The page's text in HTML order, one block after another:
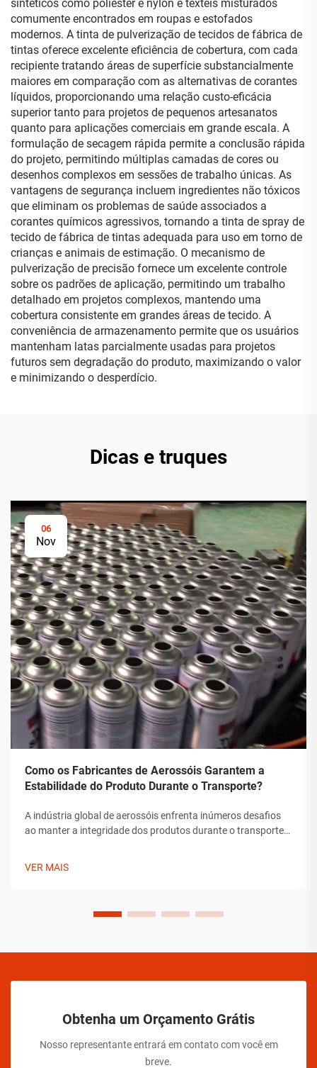
sintéticos como poliéster e nylon e têxteis misturados
comumente encontrados em roupas e estofados
modernos. A tinta de pulverização de tecidos de fábrica de
tintas oferece excelente eficiência de cobertura, com cada
recipiente tratando áreas de superfície substancialmente
maiores em comparação com as alternativas de corantes
líquidos, proporcionando uma relação custo-eficácia
superior tanto para projetos de pequenos artesanatos
quanto para aplicações comerciais em grande escala. A
formulação de secagem rápida permite a conclusão rápida
do projeto, permitindo múltiplas camadas de cores ou
desenhos complexos em sessões de trabalho únicas. As
vantagens de segurança incluem ingredientes não tóxicos
que eliminam os problemas de saúde associados a
corantes químicos agressivos, tornando a tinta de spray de
tecido de fábrica de tintas adequada para uso em torno de
crianças e animais de estimação. O mecanismo de
pulverização de precisão fornece um excelente controle
sobre os padrões de aplicação, permitindo um trabalho
detalhado em projetos complexos, mantendo uma
cobertura consistente em grandes áreas de tecido. A
conveniência de armazenamento permite que os usuários
mantenham latas parcialmente usadas para projetos
futuros sem degradação do produto, maximizando o valor
e minimizando o desperdício.
Dicas e truques
06
Nov
Como os Fabricantes de Aerossóis Garantem a
Estabilidade do Produto Durante o Transporte?
A indústria global de aerossóis enfrenta inúmeros desafios
ao manter a integridade dos produtos durante o transporte.
VER MAIS
Obtenha um Orçamento Grátis
Nosso representante entrará em contato com você em
breve.